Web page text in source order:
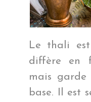
Le thali
diffère en
mais
base. Il est